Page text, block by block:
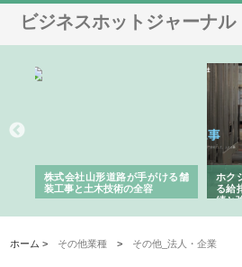
ビジネスホットジャーナル
株式会社山形道路が手がける舗
装工事と土木技術の全容
ホク
る給
績と
ホーム > その他業種 > その他_法人・企業